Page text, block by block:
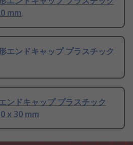
mm
ンドキャップ プラスチック
ドキャップ プラスチック
x 30 mm